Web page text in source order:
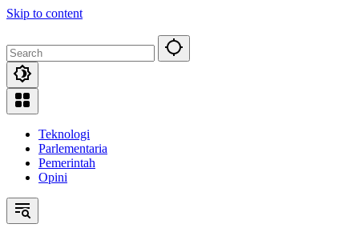
Skip to content
Teknologi
Parlementaria
Pemerintah
Opini